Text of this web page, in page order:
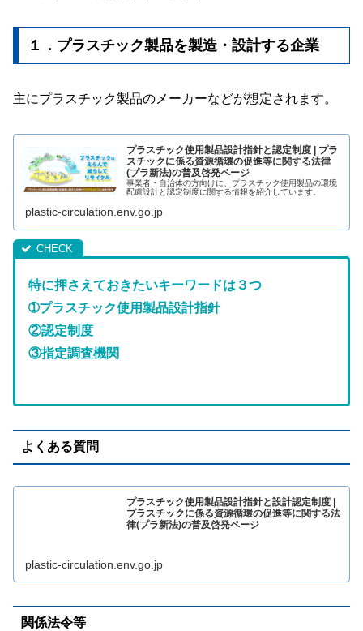
１．プラスチック製品を製造・設計する企業
主にプラスチック製品のメーカーなどが想定されます。
プラスチック使用製品設計指針と認定制度 | プラ
スチックに係る資源循環の促進等に関する法律
(プラ新法)の普及啓発ページ
事業者・自治体の方向けに、プラスチック使用製品の環境
配慮設計と認定制度に関する情報を紹介しています。
plastic-circulation.env.go.jp
特に押さえておきたいキーワードは３つ
➀プラスチック使用製品設計指針
②認定制度
③指定調査機関
よくある質問
プラスチック使用製品設計指針と設計認定制度 |
プラスチックに係る資源循環の促進等に関する法
律(プラ新法)の普及啓発ページ
plastic-circulation.env.go.jp
関係法令等